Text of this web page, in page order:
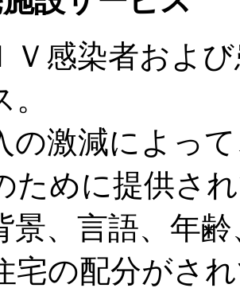
感染者およ
激減によっ
ために提供さ
景、言語、年
宅の配分がさ